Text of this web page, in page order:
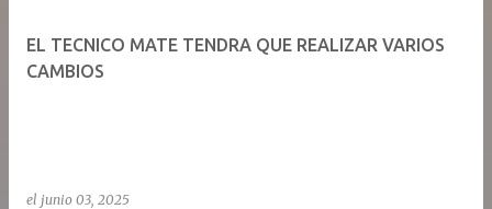
EL TECNICO MATE TENDRA QUE REALIZAR VARIOS
CAMBIOS
el junio 03, 2025